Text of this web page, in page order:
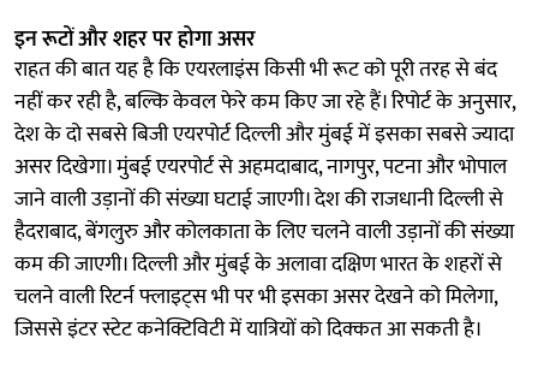
इन रूटों और शहर पर होगा असर
राहत की बात यह है कि एयरलाइंस किसी भी रूट को पूरी तरह से बंद
नहीं कर रही है, बल्कि केवल फेरे कम किए जा रहे हैं। रिपोर्ट के अनुसार,
देश के दो सबसे बिजी एयरपोर्ट दिल्ली और मुंबई में इसका सबसे ज्यादा
असर दिखेगा। मुंबई एयरपोर्ट से अहमदाबाद, नागपुर, पटना और भोपाल
जाने वाली उड़ानों की संख्या घटाई जाएगी। देश की राजधानी दिल्ली से
हैदराबाद, बेंगलुरु और कोलकाता के लिए चलने वाली उड़ानों की संख्या
कम की जाएगी। दिल्ली और मुंबई के अलावा दक्षिण भारत के शहरों से
चलने वाली रिटर्न फ्लाइट्स भी पर भी इसका असर देखने को मिलेगा,
जिससे इंटर स्टेट कनेक्टिविटी में यात्रियों को दिक्कत आ सकती है।